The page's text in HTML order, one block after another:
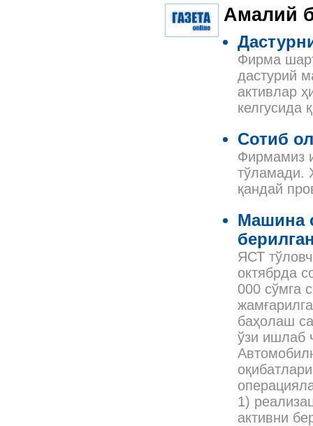
Амалий
Фирма
дастурий
активлар
келгусида
Сотиб
Фирмамиз
тўламади.
қандай
Машина
ЯСТ
октябрда
000 сўмга
баҳолаш
ўзи ишлаб
1)
активни